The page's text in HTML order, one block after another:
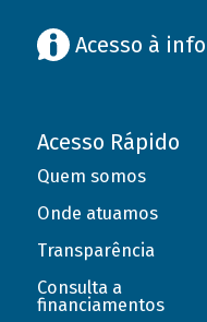
Acesso à
Acesso Rápido
Quem somos
Onde atuamos
Transparência
Consulta a
financiamentos